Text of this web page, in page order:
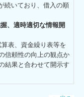
続いており、借入の順
、適時適切な情報開
表、資金繰り表等を
信頼性の向上の観点か
結果と合わせて開示す